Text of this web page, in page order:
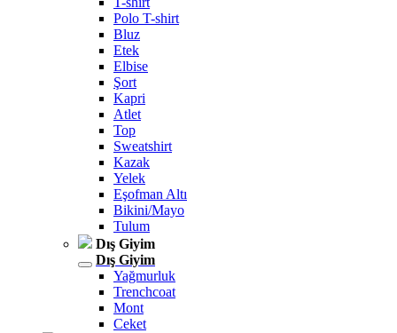
Polo T-shirt
Bluz
Etek
Elbise
Şort
Kapri
Atlet
Top
Sweatshirt
Kazak
Yelek
Eşofman Altı
Bikini/Mayo
Tulum
Dış Giyim
Dış Giyim
Yağmurluk
Trenchcoat
Mont
Ceket